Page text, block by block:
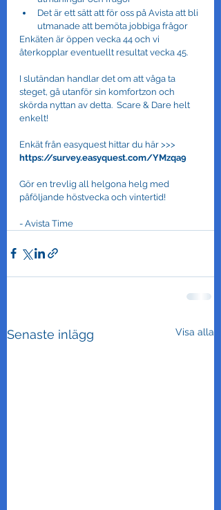
Det är ett sätt att för oss på Avista att bli
utmanade att bemöta jobbiga frågor
Enkäten är öppen vecka 44 och vi
återkopplar eventuellt resultat vecka 45.
I slutändan handlar det om att våga ta
steget, gå utanför sin komfortzon och
skörda nyttan av detta.  Scare & Dare helt
enkelt!
Enkät från easyquest hittar du här >>>
https://survey.easyquest.com/YMzqa9
Gör en trevlig all helgona helg med
påföljande höstvecka och vintertid!
- Avista Time
Senaste inlägg Visa alla